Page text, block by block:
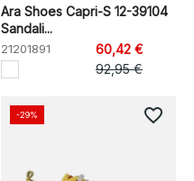
Ara Shoes Capri-S 12-39104
Sandali...
21201891
60,42 €
92,95 €
-29% favorite_border